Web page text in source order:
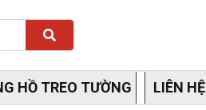
Search
HỒ TREO TƯỜNG LIÊN HỆ